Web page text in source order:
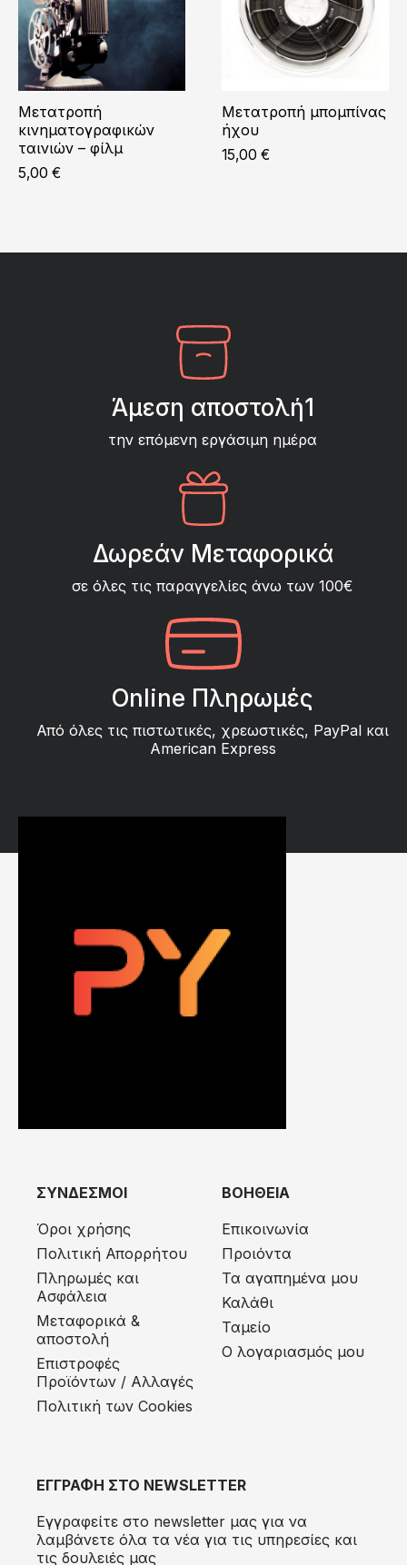
Μετατροπή
κινηματογραφικών
ταινιών – φίλμ
5,00 €
Μετατροπή μπομπίνας
ήχου
15,00 €
Άμεση αποστολή1
την επόμενη εργάσιμη ημέρα
Δωρεάν Μεταφορικά
σε όλες τις παραγγελίες άνω των 100€
Online Πληρωμές
Από όλες τις πιστωτικές, χρεωστικές, PayPal και
American Express
ΣΥΝΔΕΣΜΟΙ
Όροι χρήσης
Πολιτική Απορρήτου
Πληρωμές και
Ασφάλεια
Μεταφορικά &
αποστολή
Eπιστροφές
Προϊόντων / Αλλαγές
Πολιτική των Cookies
ΒΟΗΘΕΙΑ
Επικοινωνία
Προιόντα
Τα αγαπημένα μου
Καλάθι
Ταμείο
Ο λογαριασμός μου
ΕΓΓΡΑΦΗ ΣΤΟ NEWSLETTER
Εγγραφείτε στο newsletter μας για να
λαμβάνετε όλα τα νέα για τις υπηρεσίες και
τις δουλειές μας